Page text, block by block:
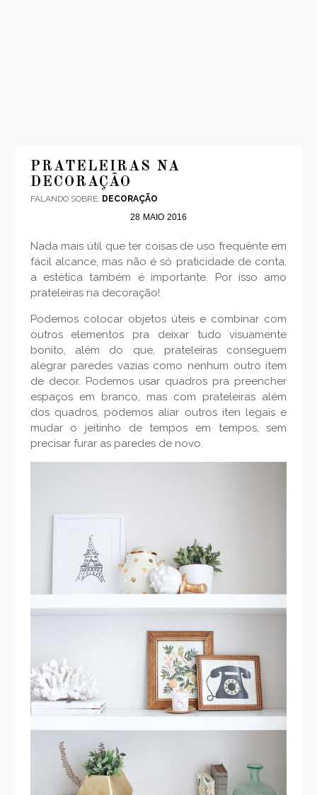
MODA
VIAGENS
SOBRE
CONTATO
PRATELEIRAS NA
DECORAÇÃO
FALANDO SOBRE: DECORAÇÃO
28 MAIO 2016
Nada mais útil que ter coisas de uso frequênte em
fácil alcance, mas não é só praticidade de conta,
a estética também é importante. Por isso amo
prateleiras na decoração!
Podemos colocar objetos úteis e combinar com
outros elementos pra deixar tudo visuamente
bonito, além do que, prateleiras conseguem
alegrar paredes vazias como nenhum outro item
de decor. Podemos usar quadros pra preencher
espaços em branco, mas com prateleiras além
dos quadros, podemos aliar outros iten legais e
mudar o jeitinho de tempos em tempos, sem
precisar furar as paredes de novo.